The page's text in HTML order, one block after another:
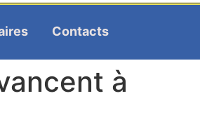
Contacts
à